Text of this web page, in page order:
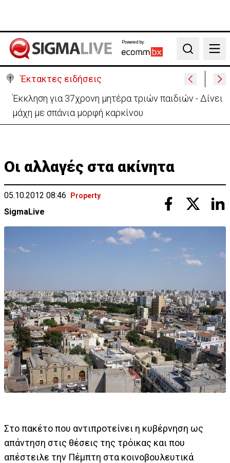
Powered by:
Search
Έκτακτες ειδήσεις
Στο «κίτρινο» η Κύπρος- Νέα προειδοποίηση για
εξαιρετικά υψηλές θερμοκρασίες
Οι αλλαγές στα ακίνητα
05.10.2012 08:46 Property
SigmaLive
Στο πακέτο που αντιπροτείνει η κυβέρνηση ως
απάντηση στις θέσεις της τρόικας και που
απέστειλε την Πέμπτη στα κοινοβουλευτικά